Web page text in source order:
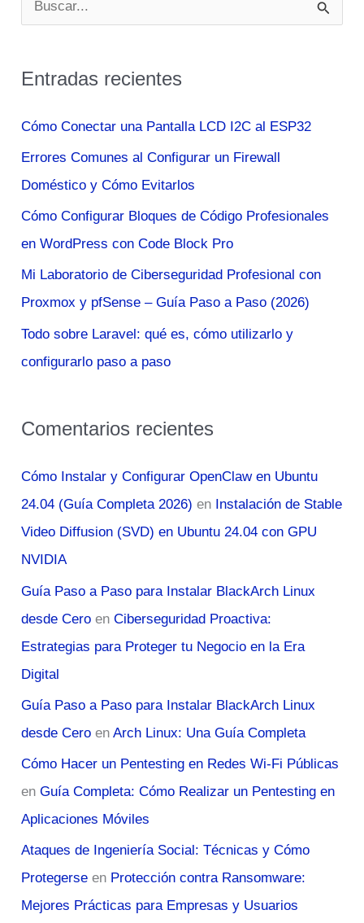
Usó
Intercontinental?
u
c
p
o
r
:
Entradas recientes
Cómo Conectar una Pantalla LCD I2C al ESP32
Errores Comunes al Configurar un Firewall
Doméstico y Cómo Evitarlos
Cómo Configurar Bloques de Código Profesionales
en WordPress con Code Block Pro
Mi Laboratorio de Ciberseguridad Profesional con
Proxmox y pfSense – Guía Paso a Paso (2026)
Todo sobre Laravel: qué es, cómo utilizarlo y
configurarlo paso a paso
Comentarios recientes
Cómo Instalar y Configurar OpenClaw en Ubuntu
24.04 (Guía Completa 2026) en Instalación de Stable
Video Diffusion (SVD) en Ubuntu 24.04 con GPU
NVIDIA
Guía Paso a Paso para Instalar BlackArch Linux
desde Cero enCiberseguridad Proactiva:
Estrategias para Proteger tu Negocio en la Era
Digital
Guía Paso a Paso para Instalar BlackArch Linux
desde Cero enArch Linux: Una Guía Completa
Cómo Hacer un Pentesting en Redes Wi-Fi Públicas
enGuía Completa: Cómo Realizar un Pentesting en
Aplicaciones Móviles
Ataques de Ingeniería Social: Técnicas y Cómo
Protegerse en Protección contra Ransomware:
Mejores Prácticas para Empresas y Usuarios